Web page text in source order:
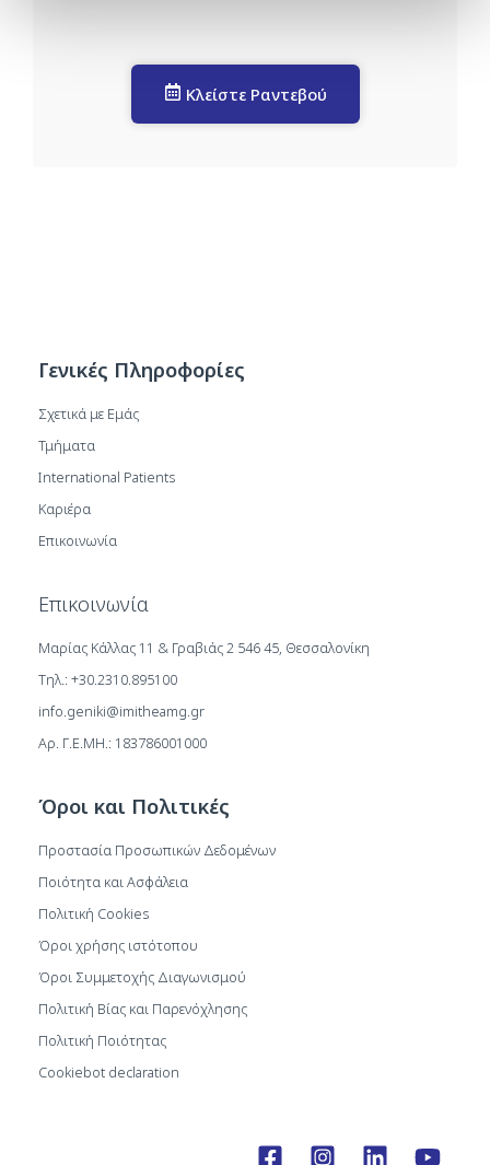
Κλείστε Ραντεβού
Γενικές Πληροφορίες
Σχετικά με Εμάς
Τμήματα
International Patients
Καριέρα
Επικοινωνία
Επικοινωνία
Μαρίας Κάλλας 11 & Γραβιάς 2 546 45, Θεσσαλονίκη
Τηλ.: +30.2310.895100
info.geniki@imitheamg.gr
Αρ. Γ.Ε.ΜΗ.: 183786001000
Όροι και Πολιτικές
Προστασία Προσωπικών Δεδομένων
Ποιότητα και Ασφάλεια
Πολιτική Cookies
Όροι χρήσης ιστότοπου
Όροι Συμμετοχής Διαγωνισμού
Πολιτική Βίας και Παρενόχλησης
Πολιτική Ποιότητας
Cookiebot declaration